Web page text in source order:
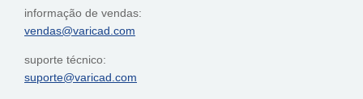
informação de vendas:
vendas@varicad.com
suporte técnico:
suporte@varicad.com